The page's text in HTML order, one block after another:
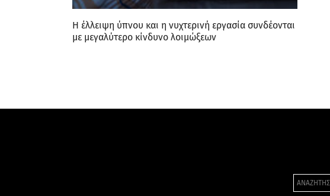
Η έλλειψη ύπνου και η νυχτερινή εργασία συνδέονται
με μεγαλύτερο κίνδυνο λοιμώξεων